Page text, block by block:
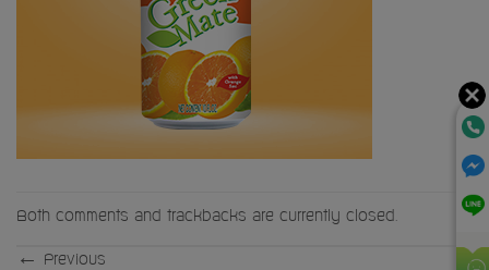
Both comments and trackbacks are currently closed.
←
Previous